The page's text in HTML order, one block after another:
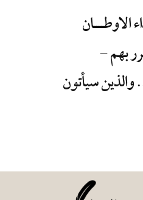
الاوطــــان
والذين سيأتون